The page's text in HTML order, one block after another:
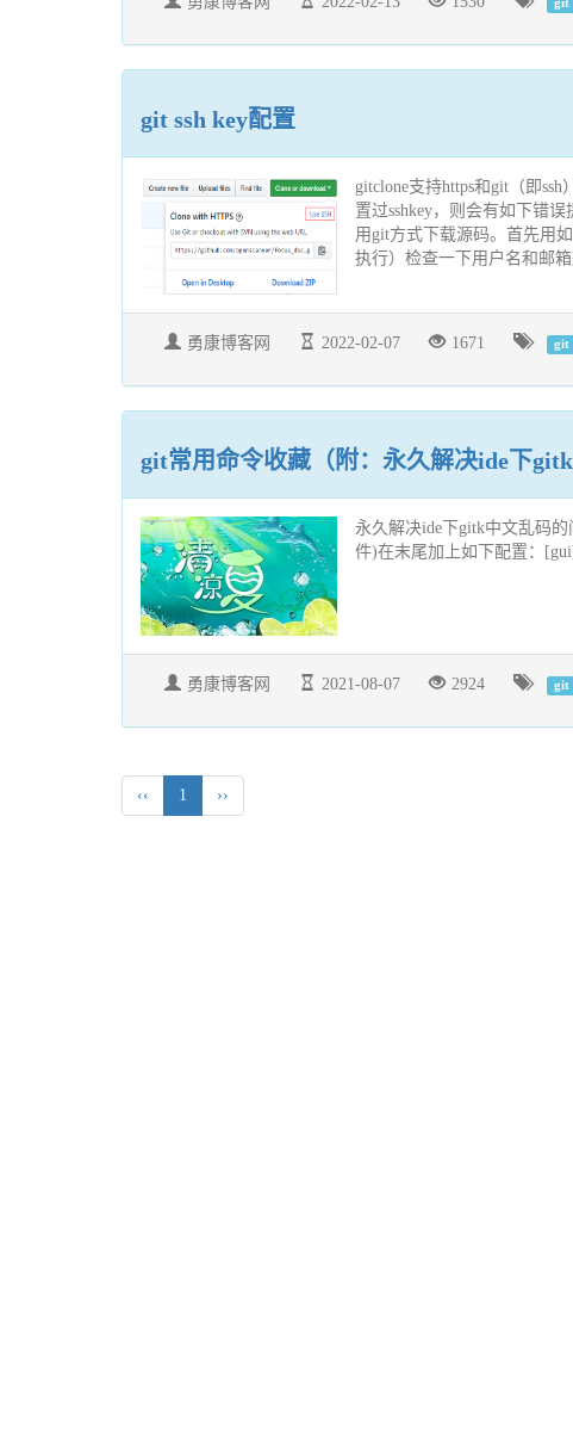
git
git ssh key配置
gitclone支持https和git（即
置过sshkey，则会有如下错
用git方式下载源码。首先用
执行）检查一下用户名和邮
勇康博客网 2022-02-07 1671 git
git常用命令收藏（附：永久解决ide下
永久解决ide下gitk中文乱码的
件)在末尾加上如下配置：
勇康博客网 2021-08-07 2924 git
‹‹ 1 ››